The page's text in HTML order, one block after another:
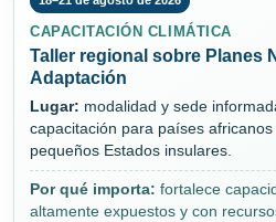
CAPACITACIÓN CLIMÁTICA
Taller regional sobre Planes
Adaptación
Lugar: modalidad y sede
capacitación para países
pequeños Estados insulares.
Por qué importa: fortalece
altamente expuestos y con